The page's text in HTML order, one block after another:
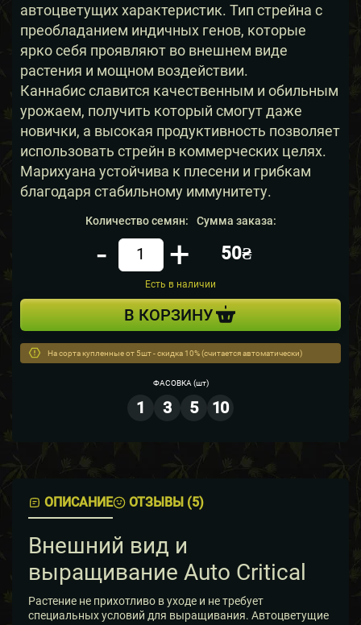
автоцветущих характеристик. Тип стрейна с
преобладанием индичных генов, которые
ярко себя проявляют во внешнем виде
растения и мощном воздействии.
Каннабис славится качественным и обильным
урожаем, получить который смогут даже
новички, а высокая продуктивность позволяет
использовать стрейн в коммерческих целях.
Марихуана устойчива к плесени и грибкам
благодаря стабильному иммунитету.
Количество семян:
Кол-во
- +
Сумма заказа:
50₴
Есть в наличии
В КОРЗИНУ
На сорта купленные от 5шт - скидка 10% (считается автоматически)
ФАСОВКА (шт)
1 3 5 10
ОПИСАНИЕ ОТЗЫВЫ (5)
Внешний вид и
выращивание Auto Critical
Растение не прихотливо в уходе и не требует
специальных условий для выращивания. Автоцветущие